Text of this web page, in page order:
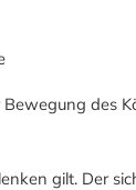
des
gilt. Der